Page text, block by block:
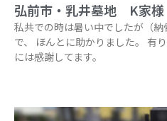
弘前市・乳井墓地 K家様
私共での時は暑い中でしたが（
で、 ほんとに助かりました。 有
には感謝してます。